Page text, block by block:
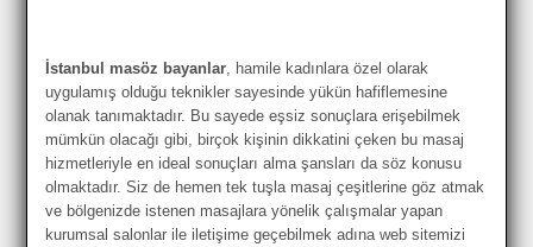
İstanbul masöz bayanlar , hamile kadınlara özel olarak
uygulamış olduğu teknikler sayesinde yükün hafiflemesine
olanak tanımaktadır. Bu sayede eşsiz sonuçlara erişebilmek
mümkün olacağı gibi, birçok kişinin dikkatini çeken bu masaj
hizmetleriyle en ideal sonuçları alma şansları da söz konusu
olmaktadır. Siz de hemen tek tuşla masaj çeşitlerine göz atmak
ve bölgenizde istenen masajlara yönelik çalışmalar yapan
kurumsal salonlar ile iletişime geçebilmek adına web sitemizi